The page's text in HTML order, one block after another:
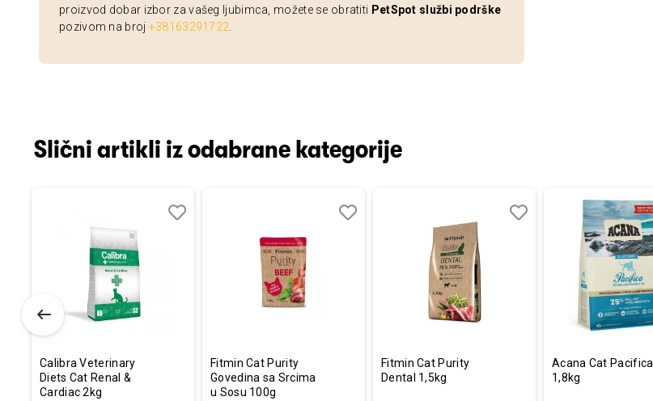
proizvod dobar izbor za vašeg ljubimca, možete se obratiti PetSpot službi podrške
pozivom na broj +38163291722
Slični artikli iz odabrane kategorije
Calibra Veterinary
Diets Cat Renal &
Cardiac 2kg
Fitmin Cat Purity
Govedina sa Srcima
u Sosu 100g
Fitmin Cat Purity
Dental 1,5kg
Acana Cat Pacifica
1,8kg